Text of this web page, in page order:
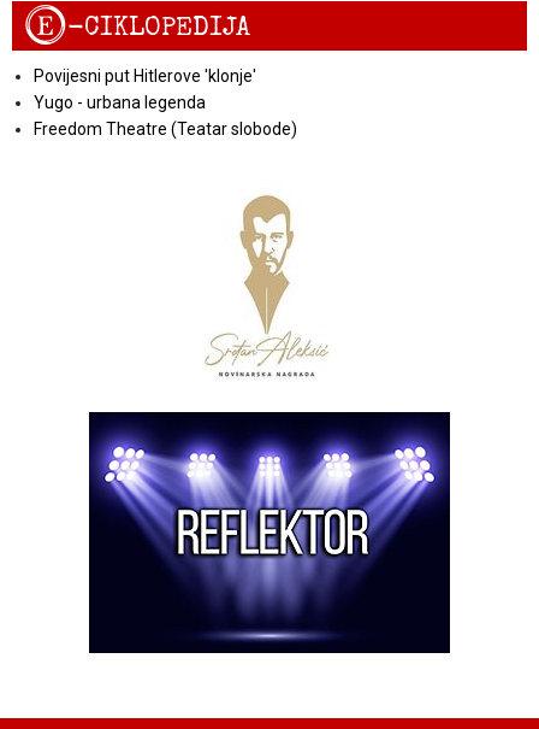
E-CIKLOPEDIJA
Povijesni put Hitlerove 'klonje'
Yugo - urbana legenda
Freedom Theatre (Teatar slobode)